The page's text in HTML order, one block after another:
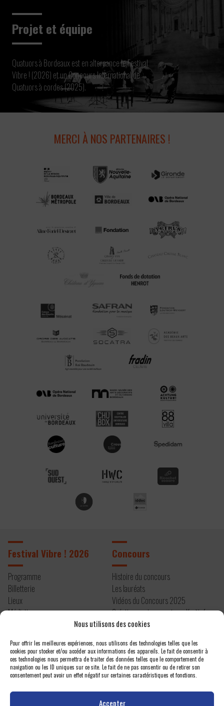
Nous utilisons des cookies
Pour offrir les meilleures expériences, nous utilisons des technologies telles que les
cookies pour stocker et/ou accéder aux informations des appareils. Le fait de consentir à
ces technologies nous permettra de traiter des données telles que le comportement de
navigation ou les ID uniques sur ce site. Le fait de ne pas consentir ou de retirer son
consentement peut avoir un effet négatif sur certaines caractéristiques et fonctions.
Accepter
Projet et équipe
Quatuors à Bordeaux est en alternance le Festival
Vibre ! (2026) et un Concours International de
Quatuors à cordes (2025).
MERCI À NOS PARTENAIRES !
Festival Vibre ! 2026
Programme
Billetterie
Lieux
Médiation
Concours
Histoire du concours
Les lauréats
Vidéos du Concours 2025
Création contemporaine – Kryštof
Mařatka
À propos
Actualités
Contact
Espace presse